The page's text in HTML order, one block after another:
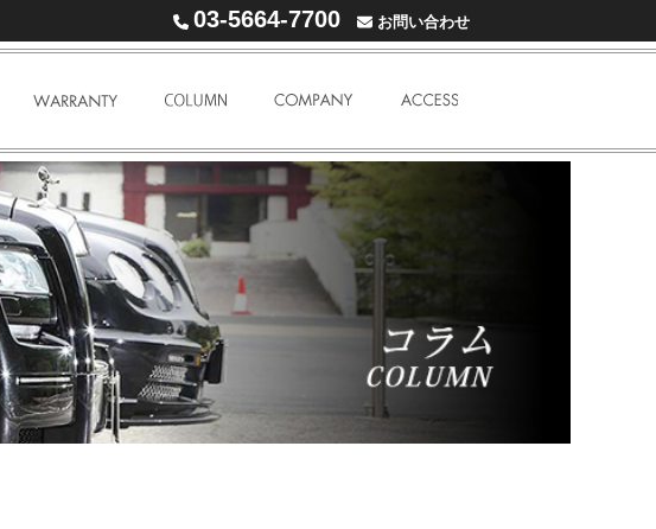
03-5664-7700 お問い合わせ
FLOW WARRANTY COLUMN COMPANY